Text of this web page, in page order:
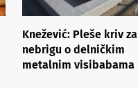
Knežević: Pleše kriv za
nebrigu o delničkim
metalnim visibabama